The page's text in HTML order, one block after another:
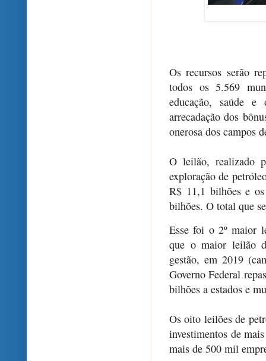
Os recursos serão
todos os 5.569
educação, saúde
arrecadação dos
onerosa dos campos
O leilão, realizado
exploração de
R$ 11,1 bilhões e
bilhões. O total que
Esse foi o 2º maior
que o maior leilão
gestão, em 2019
Governo Federal
bilhões a estados e
Os oito leilões de
investimentos de
mais de 500 mil